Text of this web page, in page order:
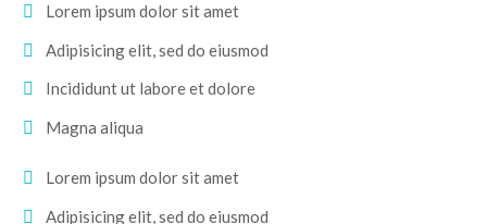
Lorem ipsum dolor sit amet
Adipisicing elit, sed do eiusmod
Incididunt ut labore et dolore
Magna aliqua
Lorem ipsum dolor sit amet
Adipisicing elit, sed do eiusmod